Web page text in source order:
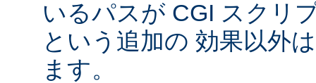
いるパスが CGI スクリ
という追加の 効果以外
ます。